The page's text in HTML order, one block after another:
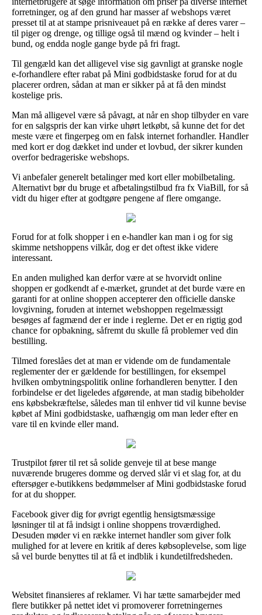
forretninger, og af den grund har masser af webshops været
presset til at at stampe prisniveauet på en række af deres varer –
til piger og drenge, og tillige også til mænd og kvinder – helt i
bund, og endda nogle gange byde på fri fragt.
Til gengæld kan det alligevel vise sig gavnligt at granske nogle
e-forhandlere efter rabat på Mini godbidstaske forud for at du
placerer ordren, sådan at man er sikker på at få den mindst
kostelige pris.
Man må alligevel være så påvagt, at når en shop tilbyder en vare
for en salgspris der kan virke uhørt letkøbt, så kunne det for det
meste være et fingerpeg om en falsk internet forhandler. Handler
med kort er dog dækket ind under et lovbud, der sikrer kunden
overfor bedrageriske webshops.
Vi anbefaler generelt betalinger med kort eller mobilbetaling.
Alternativt bør du bruge et afbetalingstilbud fra fx ViaBill, for så
vidt du higer efter at godtgøre pengene af flere omgange.
Forud for at folk shopper i en e-handler kan man i og for sig
skimme netshoppens vilkår, dog er det oftest ikke videre
interessant.
En anden mulighed kan derfor være at se hvorvidt online
shoppen er godkendt af e-mærket, grundet at det burde være en
garanti for at online shoppen accepterer den officielle danske
lovgivning, foruden at internet webshoppen regelmæssigt
besøges af fagmænd der er inde i reglerne. Det er en rigtig god
chance for opbakning, såfremt du skulle få problemer ved din
bestilling.
Tilmed foreslåes det at man er vidende om de fundamentale
reglementer der er gældende for bestillingen, for eksempel
hvilken ombytningspolitik online forhandleren benytter. I den
forbindelse er det ligeledes afgørende, at man stadig bibeholder
ens købsbekræftelse, således man til enhver tid vil kunne bevise
købet af Mini godbidstaske, uafhængig om man leder efter en
vare til en kvinde eller mand.
Trustpilot fører til ret så solide genveje til at bese mange
nuværende brugeres domme og derved slår vi et slag for, at du
eftersøger e-butikkens bedømmelser af Mini godbidstaske forud
for at du shopper.
Facebook giver dig for øvrigt egentlig hensigtsmæssige
løsninger til at få indsigt i online shoppens troværdighed.
Desuden møder vi en række internet handler som giver folk
mulighed for at levere en kritik af deres købsoplevelse, som lige
så vel burde benyttes til at få et indblik i kundetilfredsheden.
Websitet finansieres af reklamer. Vi har tætte samarbejder med
flere butikker på nettet idet vi promoverer forretningernes